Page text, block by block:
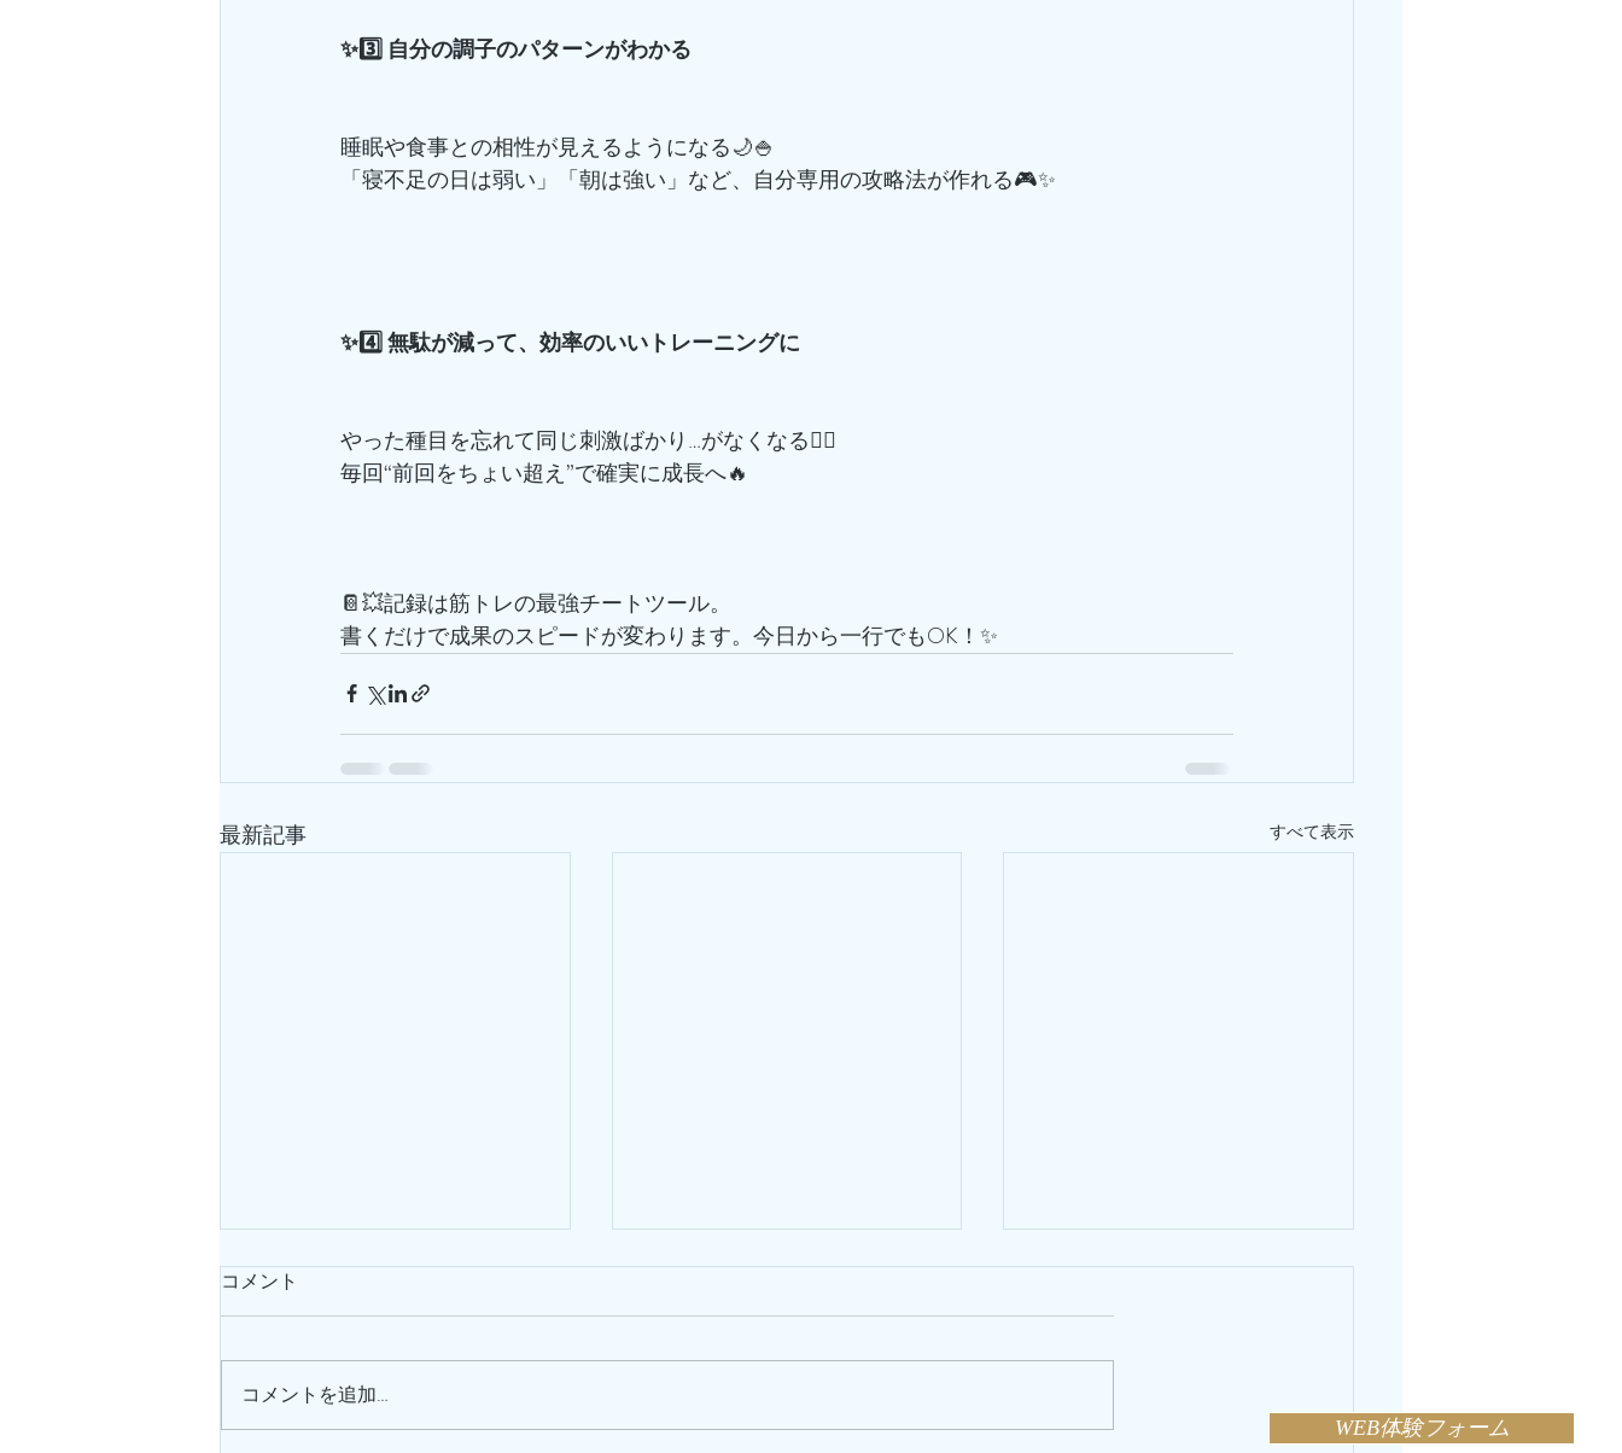
✨3️⃣ 自分の調子のパターンがわかる
睡眠や食事との相性が見えるようになる🌙🍚
「寝不足の日は弱い」「朝は強い」など、自分専用の攻略法が作れる🎮✨
✨4️⃣ 無駄が減って、効率のいいトレーニングに
やった種目を忘れて同じ刺激ばかり…がなくなる🙅‍♂️
毎回“前回をちょい超え”で確実に成長へ🔥
📔💥記録は筋トレの最強チートツール。
書くだけで成果のスピードが変わります。今日から一行でもOK！✨
最新記事 すべて表示
コメント
コメントを追加…
WEB体験フォーム